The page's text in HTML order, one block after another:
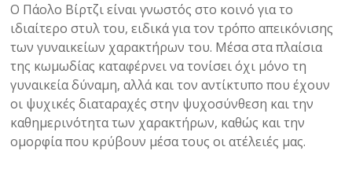
Ο Πάολο Βίρτζι είναι γνωστός στο κοινό για το
ιδιαίτερο στυλ του, ειδικά για τον τρόπο απεικόνισης
των γυναικείων χαρακτήρων του. Μέσα στα πλαίσια
της κωμωδίας καταφέρνει να τονίσει όχι μόνο τη
γυναικεία δύναμη, αλλά και τον αντίκτυπο που έχουν
οι ψυχικές διαταραχές στην ψυχοσύνθεση και την
καθημερινότητα των χαρακτήρων, καθώς και την
ομορφία που κρύβουν μέσα τους οι ατέλειές μας.